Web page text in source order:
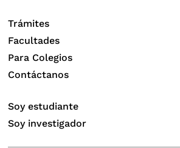
Trámites
Facultades
Para Colegios
Contáctanos
Soy estudiante
Soy investigador